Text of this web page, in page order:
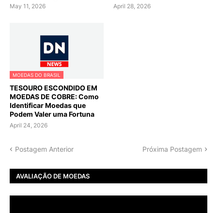
May 11, 2026 April 28, 2026
MOEDAS DO BRASIL
TESOURO ESCONDIDO EM
MOEDAS DE COBRE: Como
Identificar Moedas que
Podem Valer uma Fortuna
April 24, 2026
Postagem Anterior Próxima Postagem
AVALIAÇÃO DE MOEDAS